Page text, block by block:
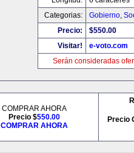
Categorias:
Gobierno,
Precio:
$550.00
Visitar!
e-voto.com
Serán consideradas
COMPRAR AHORA
Precio $550.00
COMPRAR AHORA
Precio